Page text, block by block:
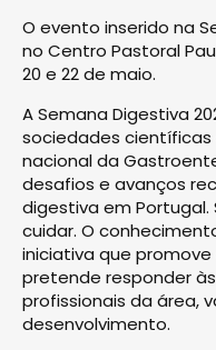
O evento inserido na
no Centro Pastoral
20 e 22 de maio.
A Semana Digestiva
sociedades
nacional da
desafios e avanços
digestiva em Portugal.
cuidar. O
iniciativa que
pretende responder
profissionais da área,
desenvolvimento.